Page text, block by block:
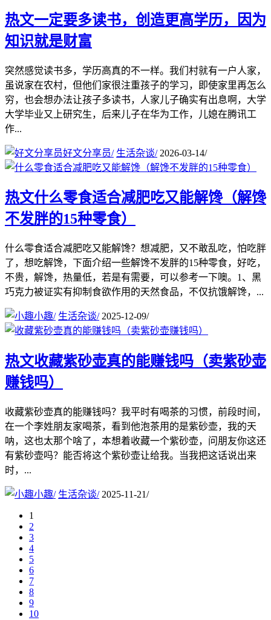
热文一定要多读书，创造更高学历，因为
知识就是财富
突然感觉读书多，学历高真的不一样。我们村就有一户人家，
虽说家在农村，但他们家很注重孩子的学习，即使家里再怎么
穷，也会想办法让孩子多读书，人家儿子确实有出息啊，大学
大学毕业又上研究生，后来儿子在华为工作，儿媳在腾讯工
作...
好文分享员/ 生活杂谈/ 2026-03-14/
热文什么零食适合减肥吃又能解馋（解馋
不发胖的15种零食）
什么零食适合减肥吃又能解馋？想减肥，又不敢乱吃，怕吃胖
了，想吃解馋，下面介绍一些解馋不发胖的15种零食，好吃，
不贵，解馋，热量低，若是有需要，可以参考一下噢。1、黑
巧克力被证实有抑制食欲作用的天然食品，不仅抗饿解馋，...
小趣/ 生活杂谈/ 2025-12-09/
热文收藏紫砂壶真的能赚钱吗（卖紫砂壶
赚钱吗）
收藏紫砂壶真的能赚钱吗？我平时有喝茶的习惯，前段时间，
在一个李姓朋友家喝茶，看到他泡茶用的是紫砂壶，我的天
呐，这也太那个啥了，本想着收藏一个紫砂壶，问朋友你这还
有紫砂壶吗？能否将这个紫砂壶让给我。当我把这话说出来
时，...
小趣/ 生活杂谈/ 2025-11-21/
1
2
3
4
5
6
7
8
9
10